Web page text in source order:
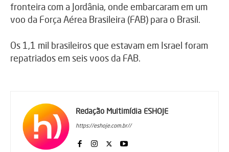
fronteira com a Jordânia, onde embarcaram em um
voo da Força Aérea Brasileira (FAB) para o Brasil.
Os 1,1 mil brasileiros que estavam em Israel foram
repatriados em seis voos da FAB.
Redação Multimídia ESHOJE
https://eshoje.com.br//